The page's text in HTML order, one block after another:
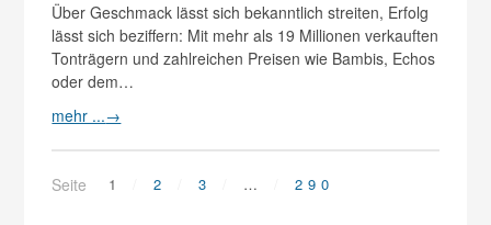
Über Geschmack lässt sich bekanntlich streiten, Erfolg
lässt sich beziffern: Mit mehr als 19 Millionen verkauften
Tonträgern und zahlreichen Preisen wie Bambis, Echos
oder dem…
mehr ...→
Seite 1 2 3 … 290